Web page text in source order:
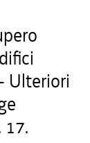
Ulteriori